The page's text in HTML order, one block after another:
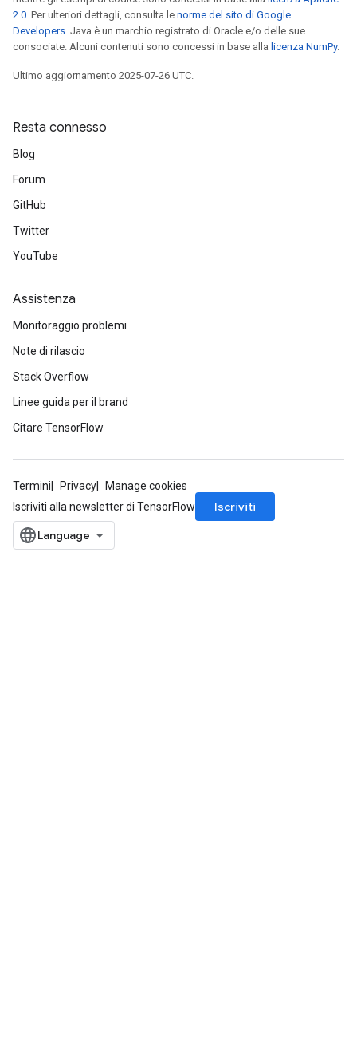
2.0. Per ulteriori dettagli, consulta le norme del sito di Google
Developers. Java è un marchio registrato di Oracle e/o delle sue
consociate. Alcuni contenuti sono concessi in base alla licenza NumPy.
Ultimo aggiornamento 2025-07-26 UTC.
Resta connesso
Blog
Forum
GitHub
Twitter
YouTube
Assistenza
Monitoraggio problemi
Note di rilascio
Stack Overflow
Linee guida per il brand
Citare TensorFlow
Termini Privacy
Manage cookies
Iscriviti alla newsletter di TensorFlow
Iscriviti